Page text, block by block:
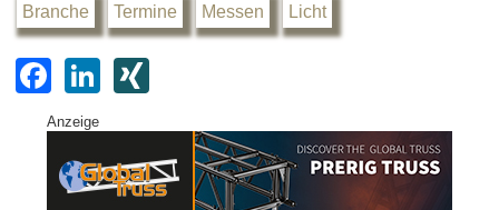
Branche Termine Messen Licht
F
a
c
e
Li
k
e
G
Anzeige